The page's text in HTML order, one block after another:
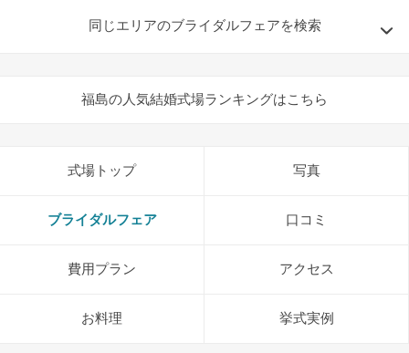
同じエリアのブライダルフェアを検索
福島の人気結婚式場ランキングはこちら
式場トップ 写真
ブライダルフェア 口コミ
費用プラン アクセス
お料理 挙式実例